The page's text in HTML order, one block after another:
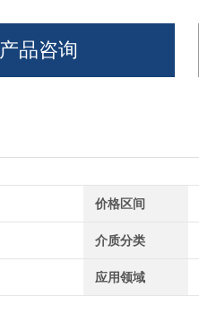
产品咨询
价格区间
介质分类
应用领域